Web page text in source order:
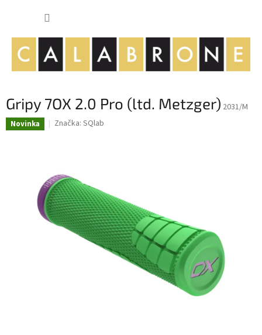
Gripy 7OX 2.0 Pro (ltd. Metzger) 2031/M
Novinka Značka: SQlab